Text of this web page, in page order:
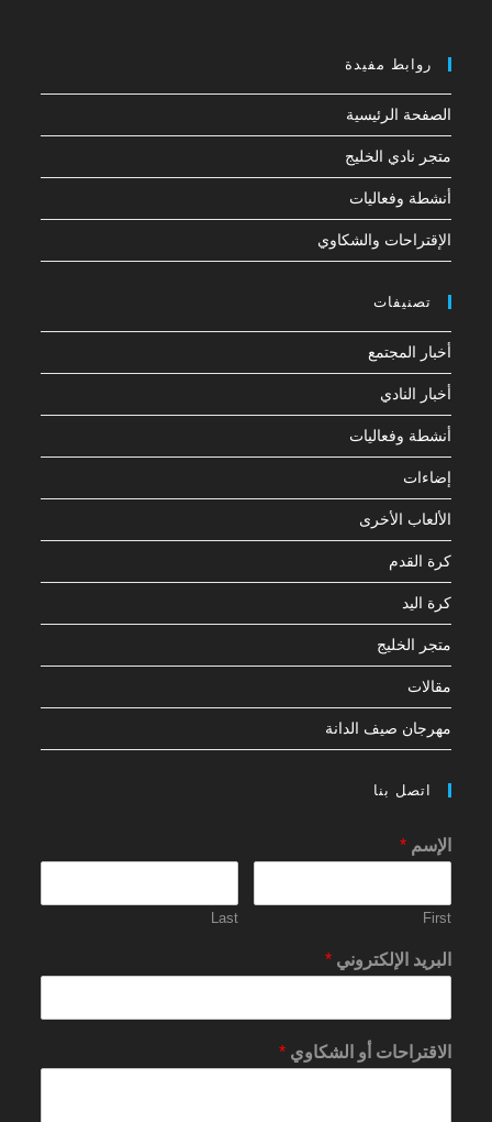
روابط مفيدة
الصفحة الرئيسية
متجر نادي الخليج
أنشطة وفعاليات
الإقتراحات والشكاوي
تصنيفات
أخبار المجتمع
أخبار النادي
أنشطة وفعاليات
إضاءات
الألعاب الأخرى
كرة القدم
كرة اليد
متجر الخليج
مقالات
مهرجان صيف الدانة
اتصل بنا
الإسم*
First
Last
البريد الإلكتروني*
الاقتراحات أو الشكاوي*